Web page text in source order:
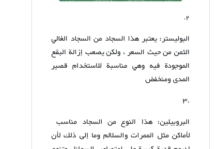
2.
البوليستر: يعتبر هذا السجاد من السجاد الغالي
الثمن من حيث السعر ، ولكن يصعب إزالة البقع
الموجودة فيه وهي مناسبة للاستخدام قصير
المدى ومنخفض
3.
البروبيلين: هذا النوع من السجاد مناسب
لأماكن مثل الممرات والسلالم وما إلى ذلك لأن